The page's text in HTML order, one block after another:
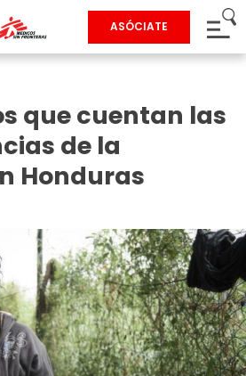
ASÓCIATE
que cuentan las
de la
Honduras